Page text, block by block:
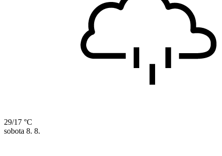
29/17 °C
sobota 8. 8.